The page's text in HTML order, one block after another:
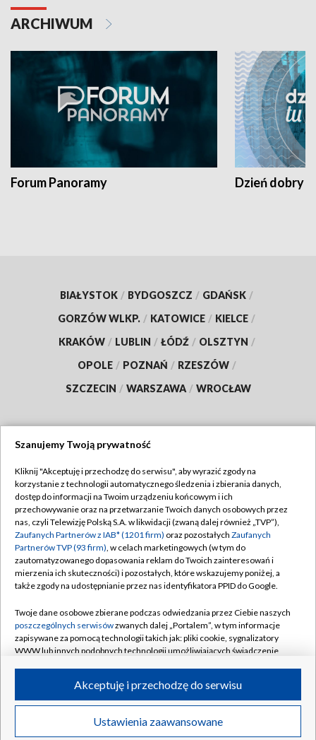
ARCHIWUM
Forum Panoramy Dzień dobry
BIAŁYSTOK / BYDGOSZCZ / GDAŃSK /
GORZÓW WLKP. / KATOWICE / KIELCE /
KRAKÓW / LUBLIN / ŁÓDŹ / OLSZTYN /
OPOLE / POZNAŃ / RZESZÓW /
SZCZECIN / WARSZAWA / WROCŁAW
TVP
Abonament TVP
Emisja w TVP
Centrum informacji TVP
Naziemna Telewizja Cyfrowa
Rada Programowa
System NOS
Informacje o nadawcy
Program dla prasy
Ogłoszenie przetargowe
Regulamin TVP
Polityka prywatności
Moje zgody
Pomoc
Kontakt
Kanały
©2026 Telewizja Polska S.A. w likwidacji
Szanujemy Twoją prywatność
Kliknij "Akceptuję i przechodzę do serwisu", aby wyrazić zgody na
korzystanie z technologii automatycznego śledzenia i zbierania danych,
dostęp do informacji na Twoim urządzeniu końcowym i ich
przechowywanie oraz na przetwarzanie Twoich danych osobowych przez
nas, czyli Telewizję Polską S.A. w likwidacji (zwaną dalej również „TVP”),
Zaufanych Partnerów z IAB* (1201 firm) oraz pozostałych Zaufanych
Partnerów TVP (93 firm), w celach marketingowych (w tym do
zautomatyzowanego dopasowania reklam do Twoich zainteresowań i
mierzenia ich skuteczności) i pozostałych, które wskazujemy poniżej, a
także zgody na udostępnianie przez nas identyfikatora PPID do Google.
Twoje dane osobowe zbierane podczas odwiedzania przez Ciebie naszych
poszczególnych serwisówzwanych dalej „Portalem”, w tym informacje
zapisywane za pomocą technologii takich jak: pliki cookie, sygnalizatory
WWW lub innych podobnych technologii umożliwiających świadczenie
ruchu w Internecie.
Twoje dane osobowe zbierane podczas odwiedzania przez Ciebie
poszczególnych serwisówna Portalu, takie jak adresy IP, identyfikatory
Ustawienia zaawansowane
Akceptuję i przechodzę do serwisu